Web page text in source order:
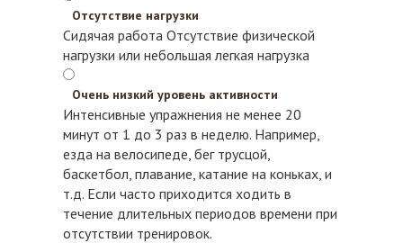
Отсутствие нагрузки
Сидячая работа Отсутствие физической
нагрузки или небольшая легкая нагрузка
Очень низкий уровень активности
Интенсивные упражнения не менее 20
минут от 1 до 3 раз в неделю. Например,
езда на велосипеде, бег трусцой,
баскетбол, плавание, катание на коньках, и
т.д. Если часто приходится ходить в
течение длительных периодов времени при
отсутствии тренировок.